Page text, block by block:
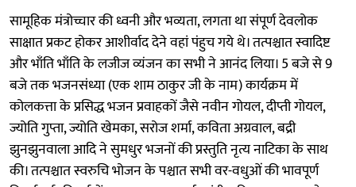
सामूहिक मंत्रोच्चार की ध्वनी और भव्यता, लगता था संपूर्ण देवलोक
साक्षात प्रकट होकर आशीर्वाद देने वहां पंहुच गये थे। तत्पश्चात स्वादिष्ट
और भाँति भाँति के लजीज व्यंजन का सभी ने आनंद लिया। 5 बजे से 9
बजे तक भजनसंध्या (एक शाम ठाकुर जी के नाम) कार्यक्रम में
कोलकत्ता के प्रसिद्ध भजन प्रवाहकों जैसे नवीन गोयल, दीप्ती गोयल,
ज्योति गुप्ता, ज्योति खेमका, सरोज शर्मा, कविता अग्रवाल, बद्री
झुनझुनवाला आदि ने सुमधुर भजनों की प्रस्तुति नृत्य नाटिका के साथ
की। तत्पश्चात स्वरुचि भोजन के पश्चात सभी वर-वधुओं की भावपूर्ण